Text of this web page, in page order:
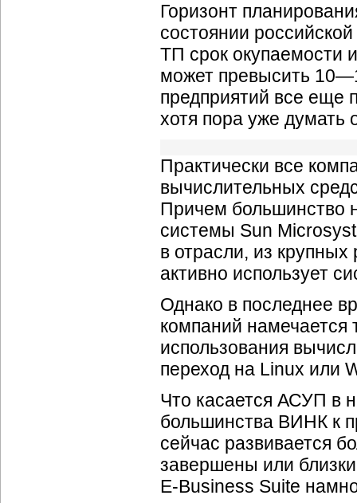
Горизонт
состоянии
ТП срок окупаемости
может превысить
предприятий все еще
хотя пора уже думать
Практически все
вычислительных
Причем большинство
системы Sun
в отрасли, из крупных
активно использует
Однако в последнее
компаний намечается
использования
переход на Linux или
Что касается АСУП в
большинства ВИНК к
сейчас развивается
завершены или
E-Business Suite